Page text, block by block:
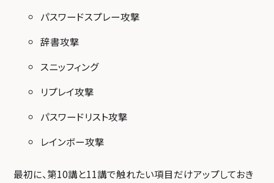
パスワードスプレー攻撃
辞書攻撃
スニッフィング
リプレイ攻撃
パスワードリスト攻撃
レインボー攻撃
最初に、第10講と11講で触れたい項目だけアップしておき